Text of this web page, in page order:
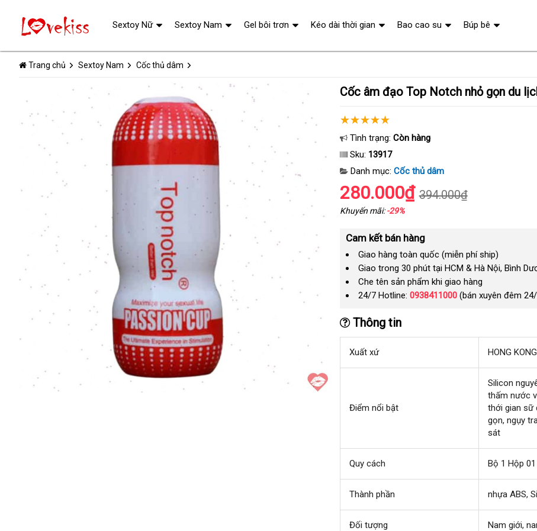
Trang chủ Sextoy Nam Cốc thủ dâm
Cốc âm đạo Top Notch nhỏ gọn du
Tình trạng: Còn hàng
Sku: 13917
Danh mục: Cốc thủ dâm
280.000₫ 394.000₫
Khuyến mãi:-29%
Cam kết bán hàng
Giao hàng toàn quốc (miễn phí ship)
Giao trong 30 phút tại HCM & Hà Nội, Bình
Che tên sản phẩm khi giao hàng
24/7 Hotline: 0938411000(bán xuyên đêm
Thông tin
Xuất xứ HONG KONG
Điểm nổi bật
Silicon
thấm nước
thới gian sữ
gọncũ
, ngụy
sát
Quy cách Bộ 1 Hộp 01
Thành phần nhựa ABS,
Đối tượng Nam giới,
Sextoy Nữ Sextoy Nam Gel bôi trơn Kéo dài thời gian Bao cao su Búp bê